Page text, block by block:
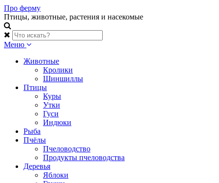
Skip
to
content
Про ферму
Птицы, животные, растения и насекомые
Меню
Животные
Кролики
Шиншиллы
Птицы
Куры
Утки
Гуси
Индюки
Рыба
Пчёлы
Пчеловодство
Продукты пчеловодства
Деревья
Яблоки